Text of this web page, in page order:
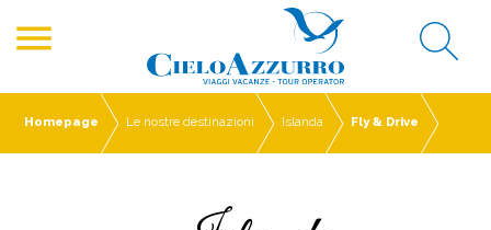
menu
Homepage Le nostre destinazioni Islanda Fly & Drive